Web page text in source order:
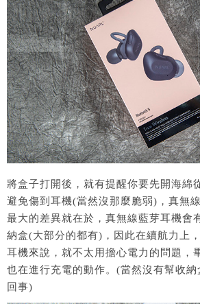
將盒子打開後，就有提醒你要先開海綿
避免傷到耳機(當然沒那麼脆弱)，真無
最大的差異就在於，真無線藍芽耳機會
納盒(大部分的都有)，因此在續航力上
耳機來說，就不太用擔心電力的問題，
也在進行充電的動作。(當然沒有幫收
回事)